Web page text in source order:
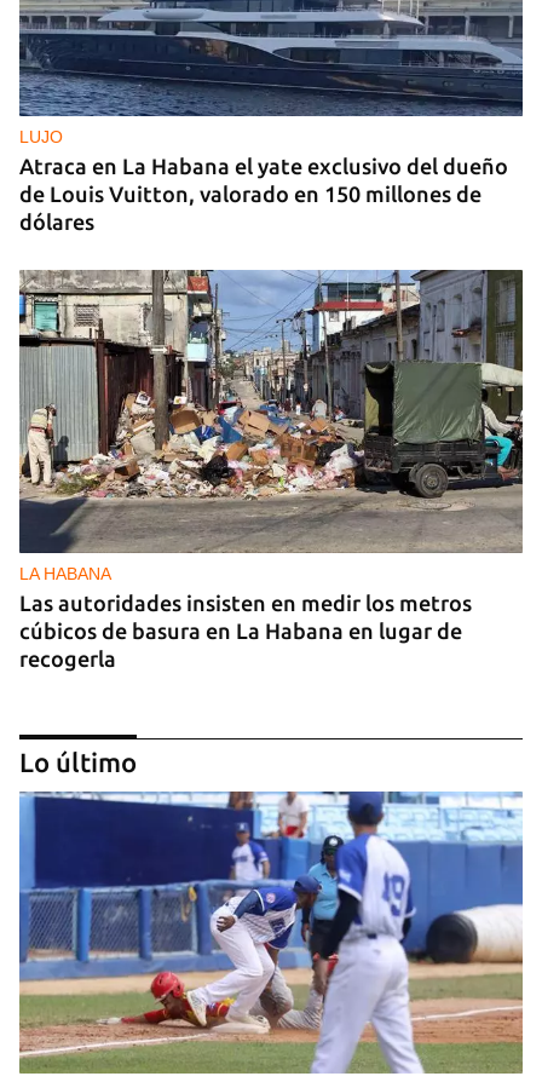
LUJO
Atraca en La Habana el yate exclusivo del dueño
de Louis Vuitton, valorado en 150 millones de
dólares
LA HABANA
Las autoridades insisten en medir los metros
cúbicos de basura en La Habana en lugar de
recogerla
25N
Pese al subregistro de los datos oficiales, Cuba
tiene una alta incidencia de feminicidios
Lo último